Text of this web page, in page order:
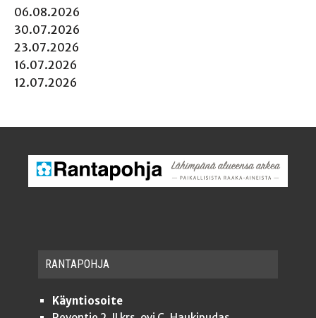
06.08.2026
30.07.2026
23.07.2026
16.07.2026
12.07.2026
RAN­TA­POH­JA
Käyntiosoite